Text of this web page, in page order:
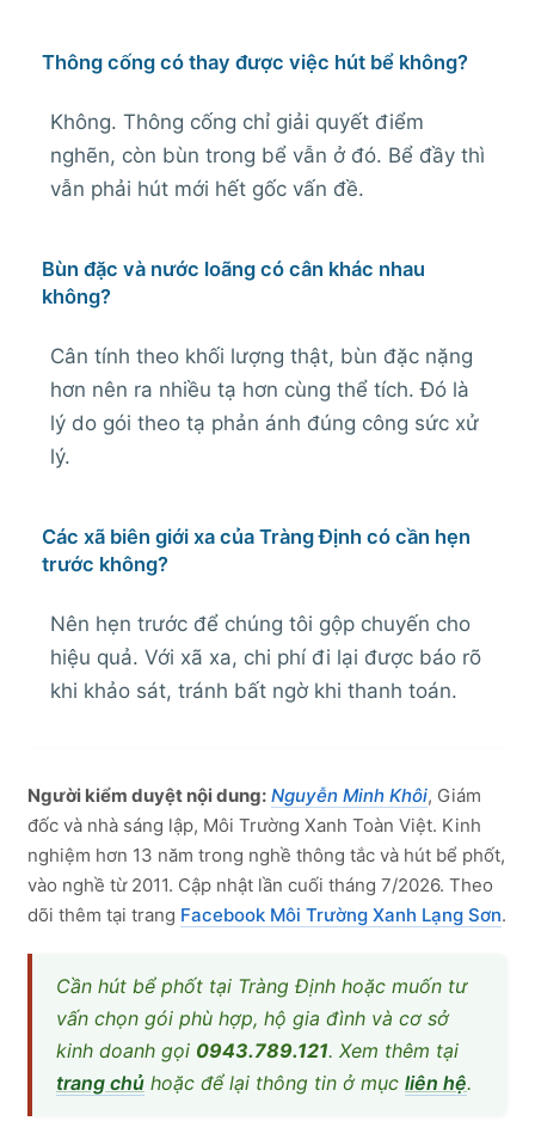
Thông cống có thay được việc hút bể không?
Không. Thông cống chỉ giải quyết điểm
nghẽn, còn bùn trong bể vẫn ở đó. Bể đầy thì
vẫn phải hút mới hết gốc vấn đề.
Bùn đặc và nước loãng có cân khác nhau
không?
Cân tính theo khối lượng thật, bùn đặc nặng
hơn nên ra nhiều tạ hơn cùng thể tích. Đó là
lý do gói theo tạ phản ánh đúng công sức xử
lý.
Các xã biên giới xa của Tràng Định có cần hẹn
trước không?
Nên hẹn trước để chúng tôi gộp chuyến cho
hiệu quả. Với xã xa, chi phí đi lại được báo rõ
khi khảo sát, tránh bất ngờ khi thanh toán.
Người kiểm duyệt nội dung: Nguyễn Minh Khôi, Giám
đốc và nhà sáng lập, Môi Trường Xanh Toàn Việt. Kinh
nghiệm hơn 13 năm trong nghề thông tắc và hút bể phốt,
vào nghề từ 2011. Cập nhật lần cuối tháng 7/2026. Theo
dõi thêm tại trang Facebook Môi Trường Xanh Lạng Sơn.
Cần hút bể phốt tại Tràng Định hoặc muốn tư
vấn chọn gói phù hợp, hộ gia đình và cơ sở
kinh doanh gọi 0943.789.121. Xem thêm tại
trang chủ hoặc để lại thông tin ở mục liên hệ.